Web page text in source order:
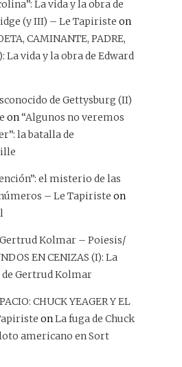
La vida y la obra de
(y III) – Le Tapiriste on
CAMINANTE, PADRE,
La vida y la obra de Edward
de Gettysburg (II)
on“Algunos no veremos
la batalla de
el misterio de las
– Le Tapiriste on
Gertrud Kolmar – Poiesis/
EN CENIZAS (I): La
de Gertrud Kolmar
CHUCK YEAGER Y EL
onLa fuga de Chuck
americano en Sort